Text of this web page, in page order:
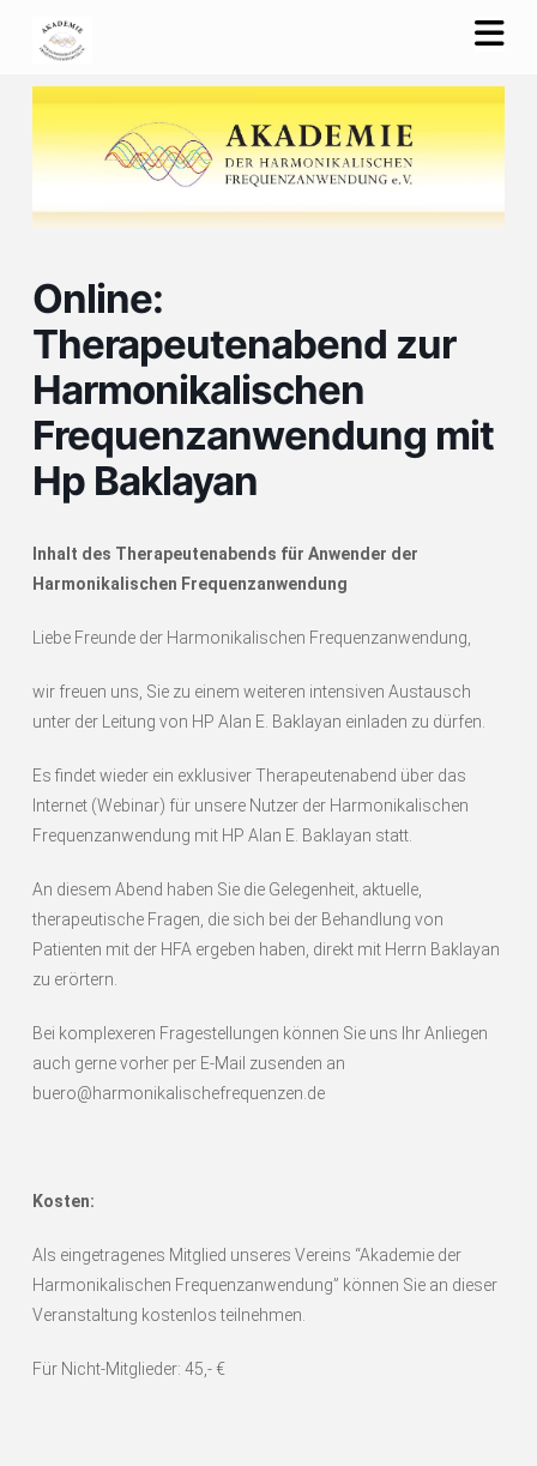
Online:
Therapeutenabend zur
Harmonikalischen
Frequenzanwendung mit
Hp Baklayan
Inhalt des Therapeutenabends für Anwender der
Harmonikalischen Frequenzanwendung
Liebe Freunde der Harmonikalischen Frequenzanwendung,
wir freuen uns, Sie zu einem weiteren intensiven Austausch
unter der Leitung von HP Alan E. Baklayan einladen zu dürfen.
Es findet wieder ein exklusiver Therapeutenabend über das
Internet (Webinar) für unsere Nutzer der Harmonikalischen
Frequenzanwendung mit HP Alan E. Baklayan statt.
An diesem Abend haben Sie die Gelegenheit, aktuelle,
therapeutische Fragen, die sich bei der Behandlung von
Patienten mit der HFA ergeben haben, direkt mit Herrn Baklayan
zu erörtern.
Bei komplexeren Fragestellungen können Sie uns Ihr Anliegen
auch gerne vorher per E-Mail zusenden an
buero@harmonikalischefrequenzen.de
Kosten:
Als eingetragenes Mitglied unseres Vereins “Akademie der
Harmonikalischen Frequenzanwendung” können Sie an dieser
Veranstaltung kostenlos teilnehmen.
Für Nicht-Mitglieder: 45,- €